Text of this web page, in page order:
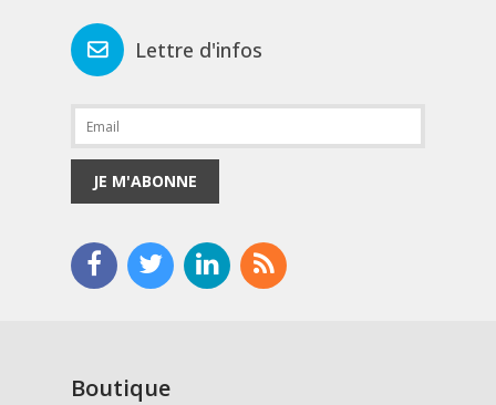
Lettre d'infos
JE M'ABONNE
Boutique